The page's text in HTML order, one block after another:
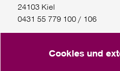
24103 Kiel
0431 55 779 100 / 106
Gaußstraße 75Cookies und